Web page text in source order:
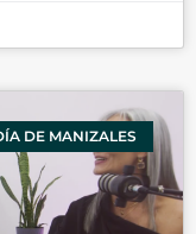
DE MANIZALES